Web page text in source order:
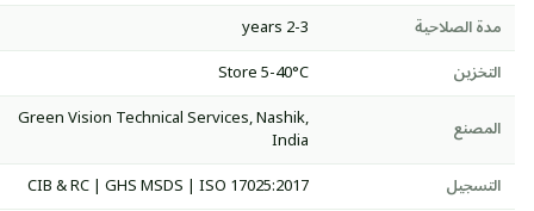
مدة الصلاحية
2-3 years
التخزين
Store 5-40°C
المصنع
Green Vision Technical Services, Nashik,
India
التسجيل
CIB & RC | GHS MSDS | ISO 17025:2017